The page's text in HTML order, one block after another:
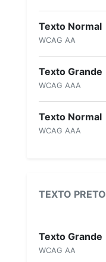
Texto Normal
WCAG AA
Texto Grande
WCAG AAA
Texto Normal
WCAG AAA
TEXTO PRETO
Texto Grande
WCAG AA